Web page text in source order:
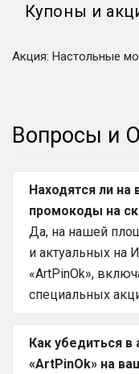
Купоны и
Акция: Настольные
Вопросы и
Находятся ли
промокоды на
Да, на нашей
и актуальных на
«ArtPinOk»,
специальных
Как убедиться
«ArtPinOk» на